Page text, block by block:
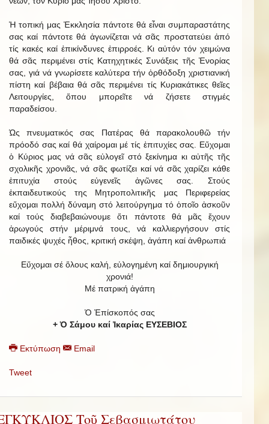
Ἡ τοπική μας Ἐκκλησία πάντοτε θά εἶναι συμπαραστάτης
σας καί πάντοτε θά ἀγωνίζεται νά σᾶς προστατεύει ἀπό
τίς κακές καί ἐπικίνδυνες ἐπιρροές. Κι αὐτόν τόν χειμώνα
θά σᾶς περιμένει στίς Κατηχητικές Συνάξεις τῆς Ἐνορίας
σας, γιά νά γνωρίσετε καλύτερα τήν ὀρθόδοξη χριστιανική
πίστη καί βέβαια θά σᾶς περιμένει τίς Κυριακάτικες θεῖες
Λειτουργίες, ὅπου μπορεῖτε νά ζήσετε στιγμές
παραδείσου.
Ὡς πνευματικός σας Πατέρας θά παρακολουθῶ τήν
πρόοδό σας καί θά χαίρομαι μέ τίς ἐπιτυχίες σας. Εὔχομαι
ὁ Κύριος μας νά σᾶς εὐλογεῖ στό ξεκίνημα κι αὐτῆς τῆς
σχολικῆς χρονιᾶς, νά σᾶς φωτίζει καί νά σᾶς χαρίζει κάθε
ἐπιτυχία στούς εὐγενεῖς ἀγῶνες σας. Στούς
ἐκπαιδευτικούς της Μητροπολιτικῆς μας Περιφερείας
εὔχομαι πολλή δύναμη στό λειτούργημα τό ὁποῖο ἀσκοῦν
καί τούς διαβεβαιώνουμε ὅτι πάντοτε θά μᾶς ἔχουν
ἀρωγούς στήν μέριμνά τους, νά καλλιεργήσουν στίς
παιδικές ψυχές ἦθος, κριτική σκέψη, ἀγάπη καί ἀνθρωπιά
Εὔχομαι σέ ὅλους καλή, εὐλογημένη καί δημιουργική
χρονιά!
Μέ πατρική ἀγάπη
Ὁ Ἐπίσκοπός σας
+ Ὁ Σάμου καί Ἰκαρίας ΕΥΣΕΒΙΟΣ
Εκτύπωση Email
Tweet
Τοῦ Σεβασμιωτάτου